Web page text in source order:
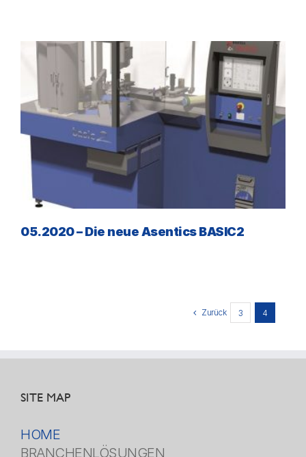
05.2020 – Die neue Asentics BASIC2
Zurück 3 4
SITE MAP
HOME
BRANCHENLÖSUNGEN